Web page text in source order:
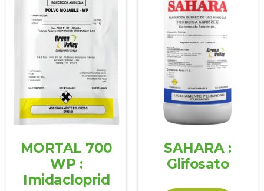
MORTAL 700
WP :
Imidacloprid
SAHARA :
Glifosato